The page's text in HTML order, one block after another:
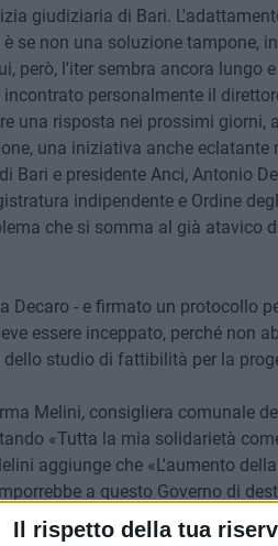
Il rispetto della tua
giudiziaria di Bari.
se non una soluzione tampone,
però, l'iter sembra ancora lungo
personalmente il
una risposta nei prossimi giorni,
una iniziativa anche eclatante
Bari e presidente Anci, Antonio
indipendente e Ordine
che si somma al già atavico
Decaro - e firmato un protocollo
essere inceppato, perché non
studio di fattibilità per la
Melini, consigliera comunale
«Tutta la mia solidarietà
aggiunge che «L'aumento
a questo Governo di
che i rappresentanti delle